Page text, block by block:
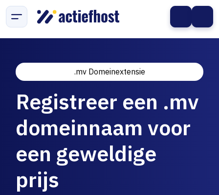
.mv Domeinextensie
Registreer een .mv
domeinnaam voor
een geweldige
prijs